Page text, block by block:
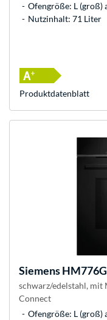
Ofengröße: L (groß)
Nutzinhalt: 71 Liter
Produkt­datenblatt
Siemens
schwarz/edelstahl,
Connect
Ofengröße: L (groß)